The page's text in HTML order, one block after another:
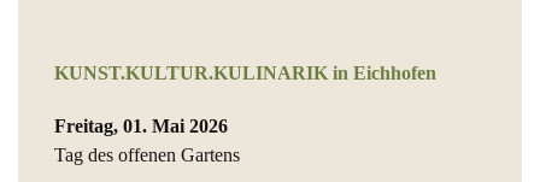
KUNST.KULTUR.KULINARIK in Eichhofen
Freitag, 01. Mai 2026
Tag des offenen Gartens